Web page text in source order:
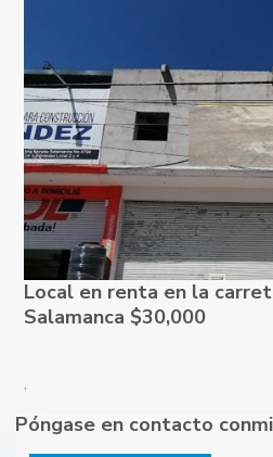
Local en renta en la
Salamanca $30,000
,
Póngase en contacto